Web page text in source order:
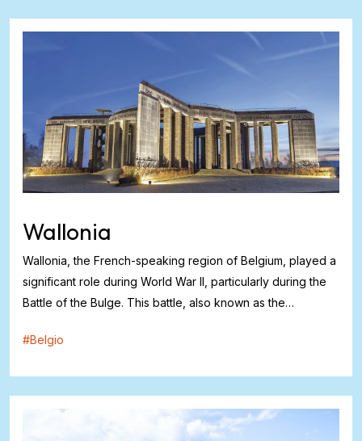
Wallonia
Wallonia, the French-speaking region of Belgium, played a
significant role during World War II, particularly during the
Battle of the Bulge. This battle, also known as the
campaign on the Western Front. It took place from
#Belgio